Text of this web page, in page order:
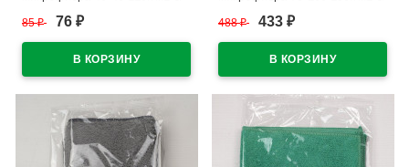
уп серая арт.55-0420/55-9450
85₽ 76 ₽
уп синяя арт.55-4106
488₽ 433 ₽